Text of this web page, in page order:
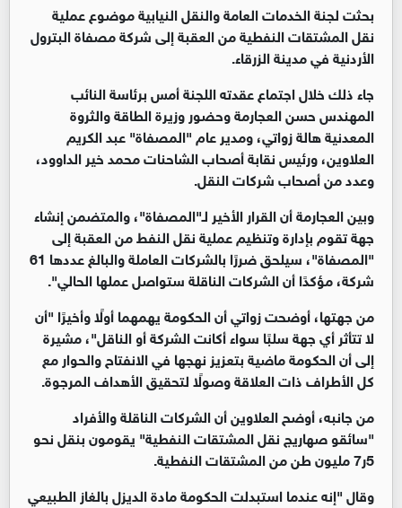
بحثت لجنة الخدمات العامة والنقل النيابية موضوع عملية
نقل المشتقات النفطية من العقبة إلى شركة مصفاة البترول
الأردنية في مدينة الزرقاء.
جاء ذلك خلال اجتماع عقدته اللجنة أمس برئاسة النائب
المهندس حسن العجارمة وحضور وزيرة الطاقة والثروة
المعدنية هالة زواتي، ومدير عام "المصفاة" عبد الكريم
العلاوين، ورئيس نقابة أصحاب الشاحنات محمد خير الداوود،
وعدد من أصحاب شركات النقل.
وبين العجارمة أن القرار الأخير لـ"المصفاة"، والمتضمن إنشاء
جهة تقوم بإدارة وتنظيم عملية نقل النفط من العقبة إلى
"المصفاة"، سيلحق ضررًا بالشركات العاملة والبالغ عددها 61
شركة، مؤكدًا أن الشركات الناقلة ستواصل عملها الحالي".
من جهتها، أوضحت زواتي أن الحكومة يهمهما أولًا وأخيرًا "أن
لا تتأثر أي جهة سلبًا سواء أكانت الشركة أو الناقل"، مشيرة
إلى أن الحكومة ماضية بتعزيز نهجها في الانفتاح والحوار مع
كل الأطراف ذات العلاقة وصولًا لتحقيق الأهداف المرجوة.
من جانبه، أوضح العلاوين أن الشركات الناقلة والأفراد
"سائقو صهاريج نقل المشتقات النفطية" يقومون بنقل نحو
5ر7 مليون طن من المشتقات النفطية.
وقال "إنه عندما استبدلت الحكومة مادة الديزل بالغاز الطبيعي